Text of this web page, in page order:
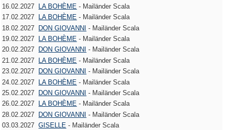
16.02.2027
LA BOHÈME - Mailänder Scala
17.02.2027
LA BOHÈME - Mailänder Scala
18.02.2027 DON GIOVANNI - Mailänder Scala
19.02.2027
LA BOHÈME - Mailänder Scala
20.02.2027
DON GIOVANNI - Mailänder Scala
21.02.2027
LA BOHÈME - Mailänder Scala
23.02.2027
DON GIOVANNI - Mailänder Scala
24.02.2027 LA BOHÈME - Mailänder Scala
25.02.2027
DON GIOVANNI - Mailänder Scala
26.02.2027
LA BOHÈME - Mailänder Scala
28.02.2027
DON GIOVANNI - Mailänder Scala
03.03.2027GISELLE - Mailänder Scala